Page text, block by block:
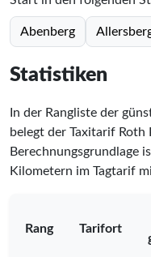
Abenberg
Statistiken
In der Rangliste der
belegt der Taxitarif Roth
Berechnungsgrundlage
Kilometern im Tagtarif
Rang Tarifort